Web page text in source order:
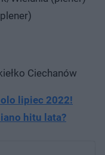
Ciechanów
lipiec 2022!
hitu lata?